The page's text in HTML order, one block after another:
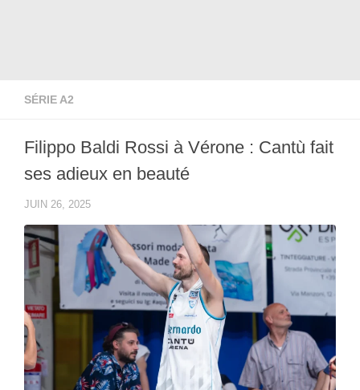
SÉRIE A2
Filippo Baldi Rossi à Vérone : Cantù fait
ses adieux en beauté
JUIN 26, 2025